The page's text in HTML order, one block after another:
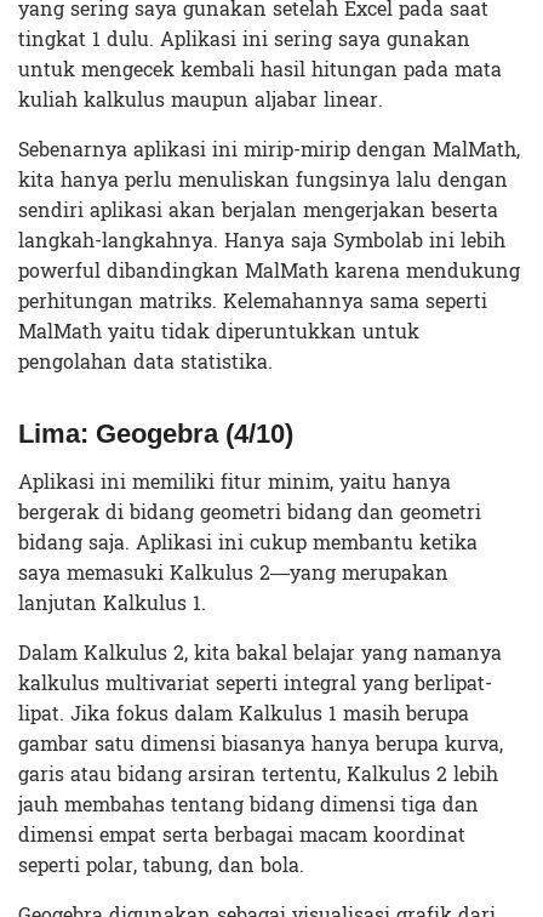
yang sering saya gunakan setelah Excel pada saat
tingkat 1 dulu. Aplikasi ini sering saya gunakan
untuk mengecek kembali hasil hitungan pada mata
kuliah kalkulus maupun aljabar linear.
Sebenarnya aplikasi ini mirip-mirip dengan MalMath,
kita hanya perlu menuliskan fungsinya lalu dengan
sendiri aplikasi akan berjalan mengerjakan beserta
langkah-langkahnya. Hanya saja Symbolab ini lebih
powerful dibandingkan MalMath karena mendukung
perhitungan matriks. Kelemahannya sama seperti
MalMath yaitu tidak diperuntukkan untuk
pengolahan data statistika.
Lima: Geogebra (4/10)
Aplikasi ini memiliki fitur minim, yaitu hanya
bergerak di bidang geometri bidang dan geometri
bidang saja. Aplikasi ini cukup membantu ketika
saya memasuki Kalkulus 2—yang merupakan
lanjutan Kalkulus 1.
Dalam Kalkulus 2, kita bakal belajar yang namanya
kalkulus multivariat seperti integral yang berlipat-
lipat. Jika fokus dalam Kalkulus 1 masih berupa
gambar satu dimensi biasanya hanya berupa kurva,
garis atau bidang arsiran tertentu, Kalkulus 2 lebih
jauh membahas tentang bidang dimensi tiga dan
dimensi empat serta berbagai macam koordinat
seperti polar, tabung, dan bola.